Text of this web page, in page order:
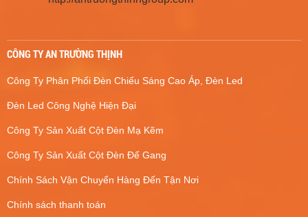
CÔNG TY AN TRƯỜNG THỊNH
Công Ty Phân Phối Đèn Chiếu Sáng Cao Áp, Đèn Led
Đèn Led Công Nghệ Hiện Đại
Công Ty Sản Xuất Cột Đèn Mạ Kẽm
Công Ty Sản Xuất Cột Đèn Đế Gang
Chính Sách Vận Chuyển Hàng Đến Tận Nơi
Chính sách thanh toán